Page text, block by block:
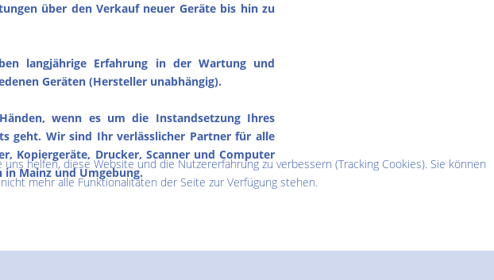
über den Verkauf neuer Geräte bis hin zu
langjährige Erfahrung in der Wartung und
Geräten (Hersteller unabhängig).
wenn es um die Instandsetzung Ihres
geht. Wir sind Ihr verlässlicher Partner für alle
Kopiergeräte, Drucker, Scanner und Computer
in Mainz und Umgebung.
helfen, diese Website und die Nutzererfahrung zu verbessern (Tracking Cookies). Sie können
mehr alle Funktionalitäten der Seite zur Verfügung stehen.